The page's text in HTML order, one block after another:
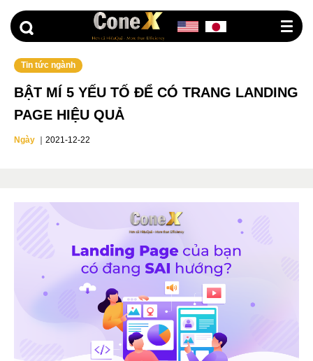
Tin tức ngành
BẬT MÍ 5 YẾU TỐ ĐỂ CÓ TRANG LANDING
PAGE HIỆU QUẢ
Ngày 2021-12-22